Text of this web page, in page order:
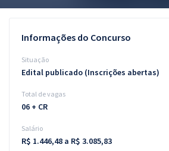
Questões grátis
Conteúdo gratuito
Aprovados
Atendimento
Informações do Concurso
Situação
Edital publicado (Inscrições abertas)
Total de vagas
06 + CR
Salário
R$ 1.446,48 a R$ 3.085,83